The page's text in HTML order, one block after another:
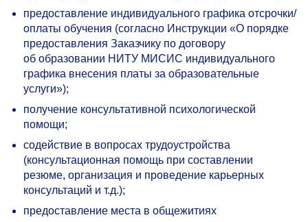
предоставление индивидуального графика отсрочки/
оплаты обучения (согласно Инструкции «О порядке
предоставления Заказчику по договору
об образовании НИТУ МИСИС индивидуального
графика внесения платы за образовательные
услуги»);
получение консультативной психологической
помощи;
содействие в вопросах трудоустройства
(консультационная помощь при составлении
резюме, организация и проведение карьерных
консультаций и т.д.);
предоставление места в общежитиях